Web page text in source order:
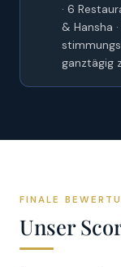
· 6
& Hansha
ganztägig
FINALE
Unser